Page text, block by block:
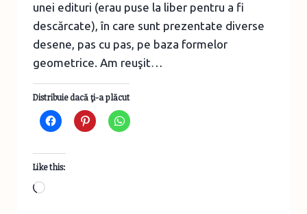
unei edituri (erau puse la liber pentru a fi
descărcate), în care sunt prezentate diverse
desene, pas cu pas, pe baza formelor
geometrice. Am reuşit…
Distribuie dacă ţi-a plăcut
Like this:
Loading…